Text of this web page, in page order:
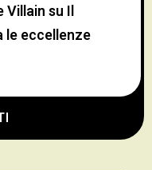
Villainsu Il
le eccellenze